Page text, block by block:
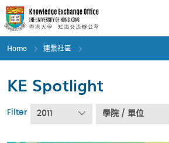
Skip
to
main
content
Home 連繫社區
KE Spotlight
Filter 2011 學院 / 單位